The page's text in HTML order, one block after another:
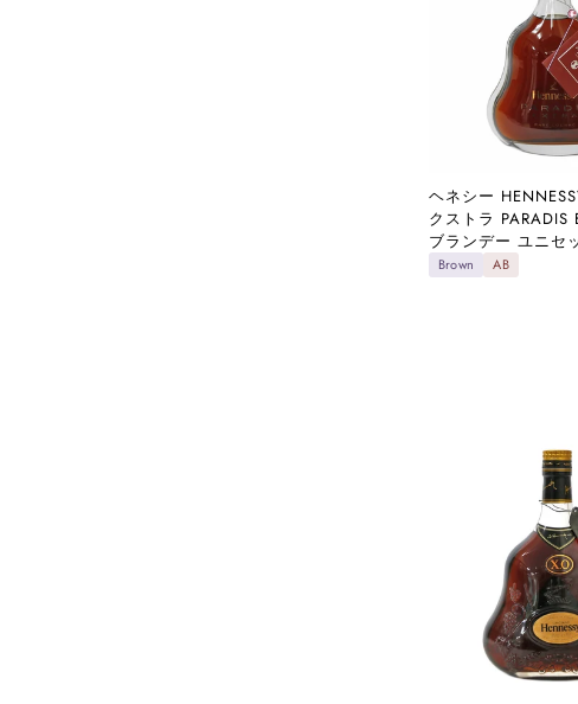
ヘネシー
クストラ PARADIS
ブランデー ユニセ
Brown AB